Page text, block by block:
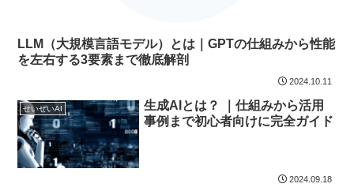
LLM（大規模言語モデル）とは｜GPTの仕組みから性能
を左右する3要素まで徹底解剖
2024.10.11
せいぜいAI
生成AIとは？ ｜仕組みから活用
事例まで初心者向けに完全ガイド
2024.09.18